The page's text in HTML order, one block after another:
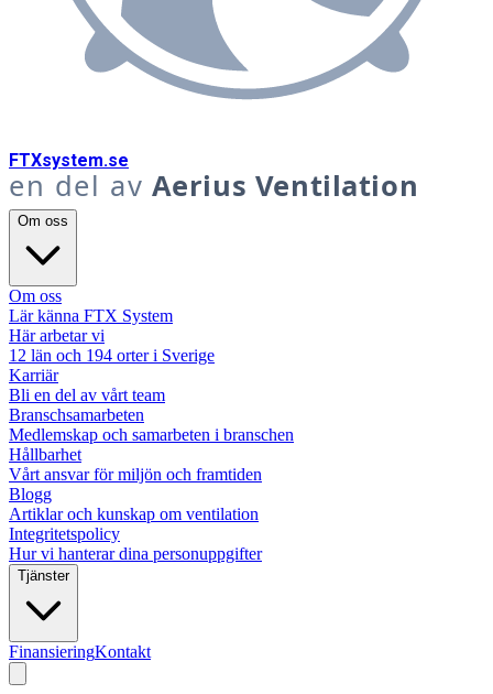
FTXsystem.se
en del av Aerius Ventilation
Om oss
Om oss
Lär känna FTX System
Här arbetar vi
12 län och 194 orter i Sverige
Karriär
Bli en del av vårt team
Branschsamarbeten
Medlemskap och samarbeten i branschen
Hållbarhet
Vårt ansvar för miljön och framtiden
Blogg
Artiklar och kunskap om ventilation
Integritetspolicy
Hur vi hanterar dina personuppgifter
Tjänster
FinansieringKontakt